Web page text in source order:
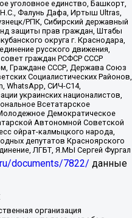
уголовное единство, Башкорт,
Фалунь Дафа, Иртыш Ultras,
РПК, Сибирский державный
защиты прав граждан, Штабы
округа г. Краснодара,
русского движения,
граждан РСФСР СССР
Граждане СССР, Держава Союз
Социалистических Районов,
WhatsApp, СИЧ-С14,
украинских националистов,
Всетатарское
Демократическое
Автономной Советской
ойрат-калмыцкого народа,
депутатов Красноярского
ЛГБТ, Я.МЫ Сергей Фургал
documents/7822/ данные
Общество с ограниченной ответственностью "Нобелевский призыв", Гималова Регина Эмилевна, Григорьев Андрей Валерьевич, Григорьева Алина Александровна, Ассоциация по содействию защите прав призывников, альтернативнослужащих и военнослужащих "Правозащитная группа "Гражданин.Армия.Право", Хисамова Регина Фаритовна, Автономная некоммерческая организация по реализации социально-правовых программ "Лилит", Дальневосточное общественное движение "Маяк", Санкт-Петербургская ЛГБТ-инициативная группа "Выход", Инициативная группа ЛГБТ+ "Реверс", Алексеев Андрей Викторович, Бекбулатова Таисия Львовна, Беляев Иван Михайлович, Владыкина Елена Сергеевна, Гельман Марат Александрович, Никульшина Вероника Юрьевна, Толоконникова Надежда Андреевна, Шендерович Виктор Анатольевич, Общество с ограниченной ответственностью "Данное сообщение", Общество с ограниченной ответственностью Издательский дом "Новая глава", Айнбиндер Александра Александровна, Московский комьюнити-центр для ЛГБТ+инициатив, Благотворительный фонд развития филантропии, Deutsche Welle (Германия, Kurt-Schumacher-Strasse 3, 53113 Bonn), Борзунова Мария Михайловна, Воробьев Виктор Викторович, Голубева Анна Львовна, Константинова Алла Михайловна, Малкова Ирина Владимировна, Мурадов Мурад Абдулгалимович, Осетинская Елизавета Николаевна, Понасенков Евгений Николаевич, Ганапольский Матвей Юрьевич, Киселев Евгений Алексеевич, Борухович Ирина Григорьевна, Дремин Иван Тимофеевич, Дубровский Дмитрий Викторович, Красноярская региональная общественная организация поддержки и развития альтернативных образовательных технологий и межкультурных коммуникаций "ИНТЕРРА", Маяковская Екатерина Алексеевна, Фейгин Марк Захарович, Филимонов Андрей Викторович, Дзугкоева Регина Николаевна, Доброхотов Роман Александрович, Дудь Юрий Александрович, Елкин Сергей Владимирович, Кругликов Кирилл Игоревич, Сабунаева Мария Леонидовна, Семенов Алексей Владимирович, Шаинян Карен Багратович, Шульман Екатерина Михайловна, Асафьев Артур Валерьевич, Вахштайн Виктор Семенович, Венедиктов Алексей Алексеевич, Лушникова Екатерина Евгеньевна, Волков Леонид Михайлович, Невзоров Александр Глебович, Пархоменко Сергей Борисович, Сироткин Ярослав Николаевич, Кара-Мурза Владимир Владимирович, Баранова Наталья Владимировна, Гозман Леонид Яковлевич, Кагарлицкий Борис Юльевич, Климарев Михаил Валерьевич, Милов Владимир Станиславович, Автономная некоммерческая организация Краснодарский центр современного искусства "Типография", Моргенштерн Алишер Тагирович, Соболь Любовь Эдуардовна, Общество с ограниченной ответственностью "ЛИЗА НОРМ", Каспаров Гарри Кимович, Ходорковский Михаил Борисович, Общество с ограниченной ответственностью "Апрельские тезисы", Данилович Ирина Брониславовна, Кашин Олег Владимирович, Петров Николай Владимирович, Пивоваров Алексей Владимирович, Соколов Михаил Владимирович, Цветкова Юлия Владимировна, Чичваркин Евгений Александрович, Комитет против пыток/Команда против пыток, Общество с ограниченной ответственностью "Первый научный", Общество с ограниченной ответственностью "Вертолет и ко", Белоцерковская Вероника Борисовна, Кац Максим Евгеньевич, Лазарева Татьяна Юрьевна, Шаведдинов Руслан Табризович, Яшин Илья Валерьевич, Общество с ограниченной ответственностью "Иноагент ААВ", Алешковский Дмитрий Петрович, Альбац Евгения Марковна, Быков Дмитрий Львович, Галямина Юлия Евгеньевна, Лойко Сергей Леонидович, Мартынов Кирилл Константинович, Медведев Сергей Александрович, Крашенинников Федор Геннадиевич, Гордеева Катерина Вл